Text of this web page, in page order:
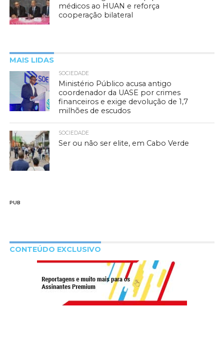
médicos ao HUAN e reforça
cooperação bilateral
MAIS LIDAS
SOCIEDADE
Ministério Público acusa antigo
coordenador da UASE por crimes
financeiros e exige devolução de 1,7
milhões de escudos
SOCIEDADE
Ser ou não ser elite, em Cabo Verde
PUB
CONTEÚDO EXCLUSIVO